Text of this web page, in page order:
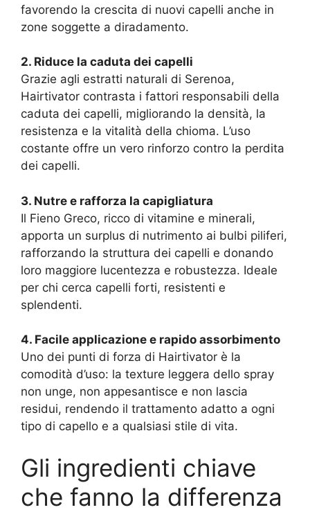
favorendo la crescita di nuovi capelli anche in
zone soggette a diradamento.
2. Riduce la caduta dei capelli
Grazie agli estratti naturali di Serenoa,
Hairtivator contrasta i fattori responsabili della
caduta dei capelli, migliorando la densità, la
resistenza e la vitalità della chioma. L’uso
costante offre un vero rinforzo contro la perdita
dei capelli.
3. Nutre e rafforza la capigliatura
Il Fieno Greco, ricco di vitamine e minerali,
apporta un surplus di nutrimento ai bulbi piliferi,
rafforzando la struttura dei capelli e donando
loro maggiore lucentezza e robustezza. Ideale
per chi cerca capelli forti, resistenti e
splendenti.
4. Facile applicazione e rapido assorbimento
Uno dei punti di forza di Hairtivator è la
comodità d’uso: la texture leggera dello spray
non unge, non appesantisce e non lascia
residui, rendendo il trattamento adatto a ogni
tipo di capello e a qualsiasi stile di vita.
Gli ingredienti chiave
che fanno la differenza